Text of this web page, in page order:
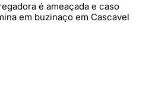
é ameaçada e caso
em buzinaço em Cascavel